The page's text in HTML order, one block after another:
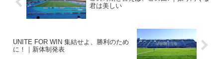
君は美しい
UNITE FOR WIN 集結せよ、勝利のため
に！｜新体制発表